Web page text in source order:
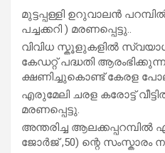
മുട്ടപ്പള്ളി ഉറുവാലൻ
പച്ചക്കറി ) മരണപ്പെട്ടു..
വിവിധ സ്കൂളുകളില്‍
കേഡറ്റ് പദ്ധതി
ക്ഷണിച്ചുകൊണ്ട് കേരള
എരുമേലി ചരള കരോട്ട്
മരണപ്പെട്ടു.
അന്തരിച്ച ആ​ല​ക്ക​പ്പ​റമ്പിൽ​
ജോർജ് ,50) ന്റെ സംസ്കാരം